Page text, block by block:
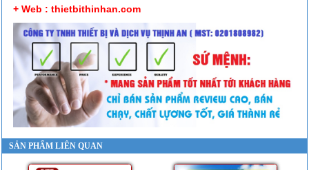
+ Web : thietbithinhan.com
SẢN PHẨM LIÊN QUAN